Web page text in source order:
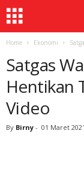
Home Ekonomi
Satgas
Hentikan
Video
By Birny - 01 Maret 2021